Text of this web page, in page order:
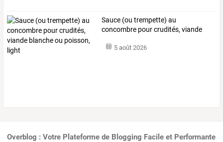
Sauce (ou trempette) au
concombre pourcrudités, viande
5 août 2026
Overblog : Votre Plateforme de Blogging Facile et Performante